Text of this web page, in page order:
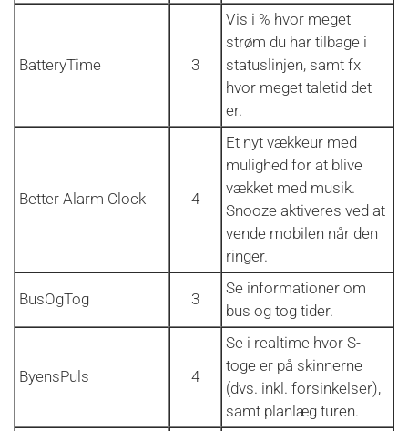
BatteryTime 3
Vis i % hvor meget
strøm du har tilbage i
statuslinjen, samt fx
hvor meget taletid det
er.
Better Alarm Clock 4
Et nyt vækkeur med
mulighed for at blive
vækket med musik.
Snooze aktiveres ved at
vende mobilen når den
ringer.
BusOgTog 3
Se informationer om
bus og tog tider.
ByensPuls 4
Se i realtime hvor S-
toge er på skinnerne
(dvs. inkl. forsinkelser),
samt planlæg turen.